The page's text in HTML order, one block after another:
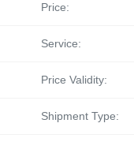
Price:
Service:
Price Validity:
Shipment Type: